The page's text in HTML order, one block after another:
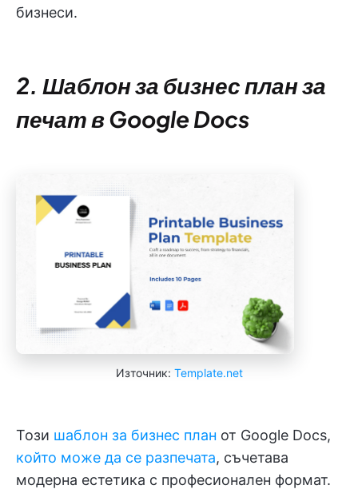
бизнеси.
2. Шаблон за бизнес план за
печат в Google Docs
Източник: Template.net
Този шаблон за бизнес план от Google Docs,
който може да се разпечата, съчетава
модерна естетика с професионален формат.